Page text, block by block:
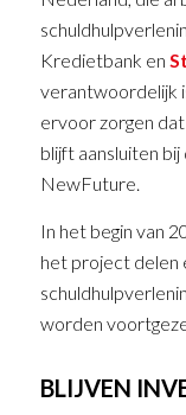
Kredietbank en
verantwoordelijk
ervoor zorgen
blijft aansluiten
NewFuture.
In het begin van
het project delen
worden
BLIJVEN